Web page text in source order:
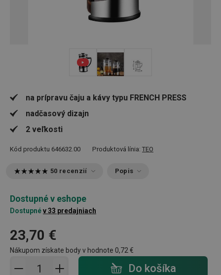
na prípravu čaju a kávy typu FRENCH PRESS
nadčasový dizajn
2 veľkosti
Kód produktu 646632.00 Produktová línia: TEO
50 recenzií Popis
Dostupné v eshope
Dostupnév 33 predajniach
23,70 €
Nákupom získate body v hodnote 0,72 €
Pridať do košíka - počet Do košíka